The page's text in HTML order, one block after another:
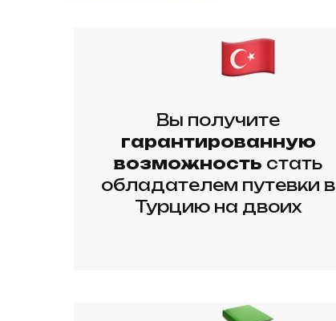
Вы получите
гарантированную
возможность стать
обладателем путевки в
Турцию на двоих